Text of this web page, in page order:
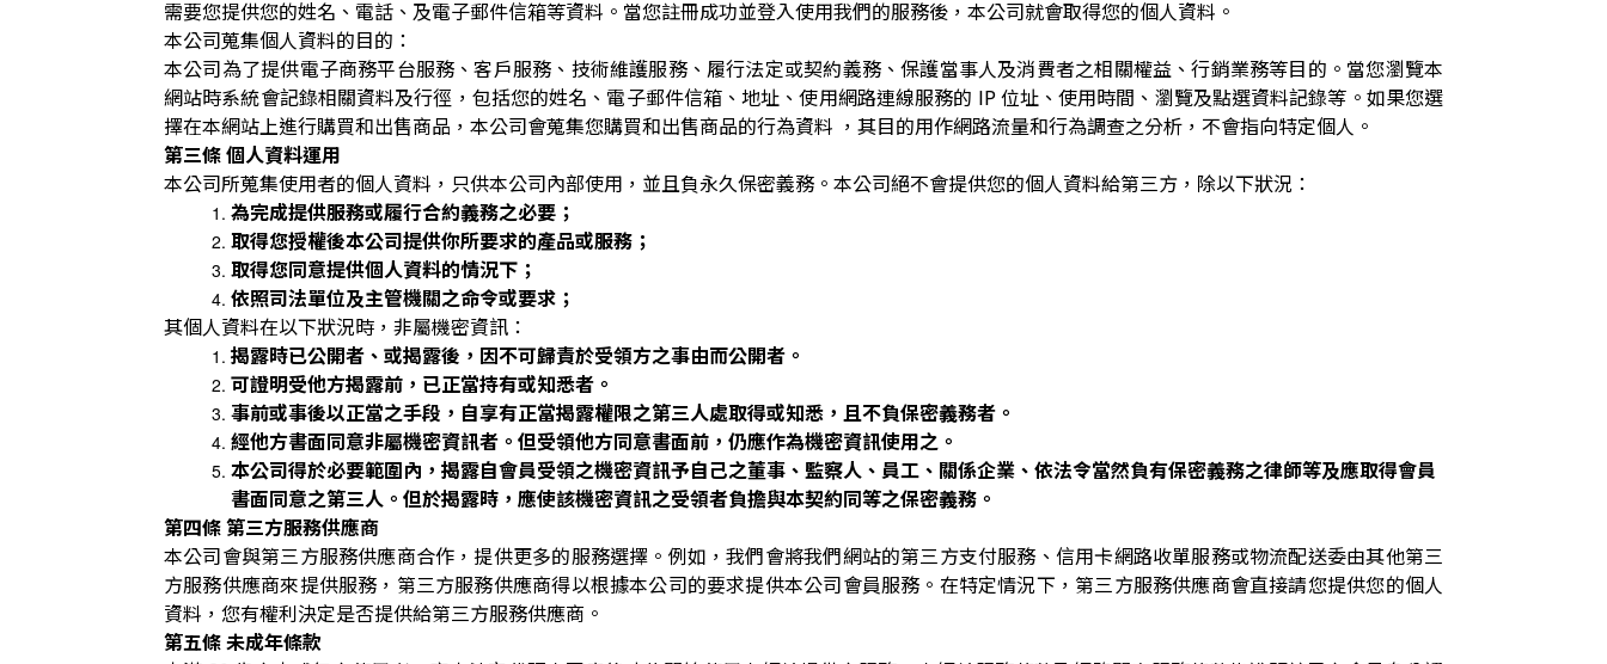
需要您提供您的姓名、電話、及電子郵件信箱等資料。當您註冊成功並登入使用我們的服務後，本公司就會取得您的個人資料。
本公司蒐集個人資料的目的：
本公司為了提供電子商務平台服務、客戶服務、技術維護服務、履行法定或契約義務、保護當事人及消費者之相關權益、行銷業務等目的。當您瀏覽本
網站時系統會記錄相關資料及行徑，包括您的姓名、電子郵件信箱、地址、使用網路連線服務的 IP 位址、使用時間、瀏覽及點選資料記錄等。如果您選
擇在本網站上進行購買和出售商品，本公司會蒐集您購買和出售商品的行為資料 ，其目的用作網路流量和行為調查之分析，不會指向特定個人。
第三條 個人資料運用
本公司所蒐集使用者的個人資料，只供本公司內部使用，並且負永久保密義務。本公司絕不會提供您的個人資料給第三方，除以下狀況：
為完成提供服務或履行合約義務之必要；
取得您授權後本公司提供你所要求的產品或服務；
取得您同意提供個人資料的情況下；
依照司法單位及主管機關之命令或要求；
其個人資料在以下狀況時，非屬機密資訊：
揭露時已公開者、或揭露後，因不可歸責於受領方之事由而公開者。
可證明受他方揭露前，已正當持有或知悉者。
事前或事後以正當之手段，自享有正當揭露權限之第三人處取得或知悉，且不負保密義務者。
經他方書面同意非屬機密資訊者。但受領他方同意書面前，仍應作為機密資訊使用之。
本公司得於必要範圍內，揭露自會員受領之機密資訊予自己之董事、監察人、員工、關係企業、依法令當然負有保密義務之律師等及應取得會員
書面同意之第三人。但於揭露時，應使該機密資訊之受領者負擔與本契約同等之保密義務。
第四條 第三方服務供應商
本公司會與第三方服務供應商合作，提供更多的服務選擇。例如，我們會將我們網站的第三方支付服務、信用卡網路收單服務或物流配送委由其他第三
方服務供應商來提供服務，第三方服務供應商得以根據本公司的要求提供本公司會員服務。在特定情況下，第三方服務供應商會直接請您提供您的個人
資料，您有權利決定是否提供給第三方服務供應商。
第五條 未成年條款